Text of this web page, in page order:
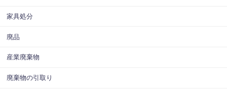
家具処分
廃品
産業廃棄物
廃棄物の引取り